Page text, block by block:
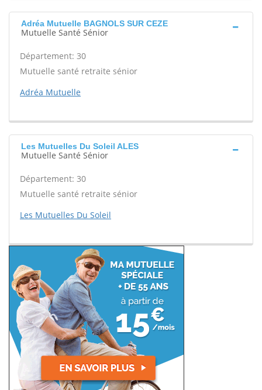
Adréa Mutuelle BAGNOLS SUR CEZE
Mutuelle Santé Sénior
Département: 30
Mutuelle santé retraite sénior
Adréa Mutuelle
Les Mutuelles Du Soleil ALES
Mutuelle Santé Sénior
Département: 30
Mutuelle santé retraite sénior
Les Mutuelles Du Soleil